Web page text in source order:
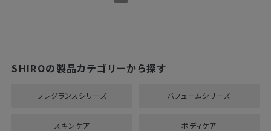
SHIROの製品カテゴリーから探す
フレグランスシリーズ パフュームシリーズ
スキンケア ボディケア